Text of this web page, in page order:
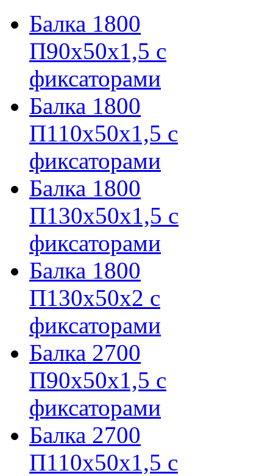
Балка 1800
П90х50х1,5 с
фиксаторами
Балка 1800
П110х50х1,5 с
фиксаторами
Балка 1800
П130х50х1,5 с
фиксаторами
Балка 1800
П130х50х2 с
фиксаторами
Балка 2700
П90х50х1,5 с
фиксаторами
Балка 2700
П110х50х1,5 с